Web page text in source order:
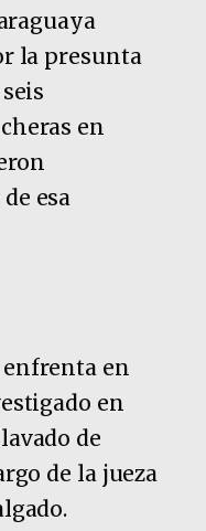
la presunta
en
esa
enfrenta en
en
de
de la jueza